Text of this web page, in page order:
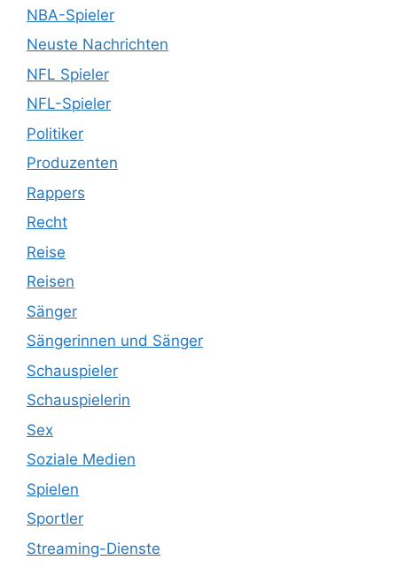
NBA-Spieler
Neuste Nachrichten
NFL Spieler
NFL-Spieler
Politiker
Produzenten
Rappers
Recht
Reise
Reisen
Sänger
Sängerinnen und Sänger
Schauspieler
Schauspielerin
Sex
Soziale Medien
Spielen
Sportler
Streaming-Dienste